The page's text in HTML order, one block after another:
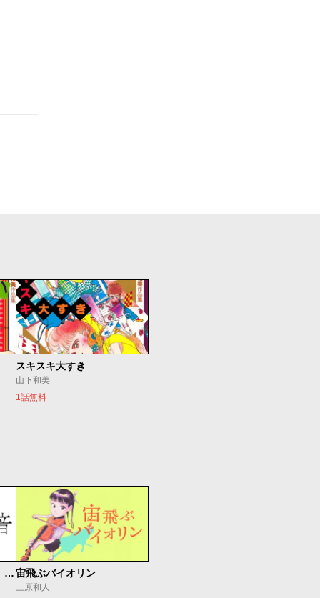
スキスキ大すき
山下和美
1話無料
もうひとつのピアノの森 整う音宙飛ぶバイオリン
三原和人